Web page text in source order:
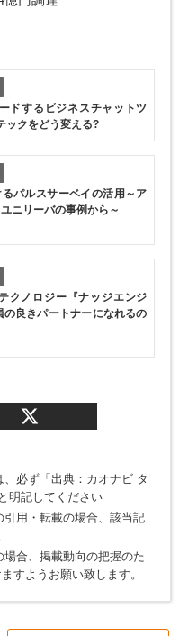
ドするビジネスチャットツ
ックをどう変える?
るパルスサーベイの活用 ～ア
ニリーバの事例から～
クノロジー『ナッジエンジ
の良きパートナーになれるの
必ず「出典：カオナビ タ
明記してください
用・転載の場合、該当記
合、掲載動向の把握のた
すようお願い致します。